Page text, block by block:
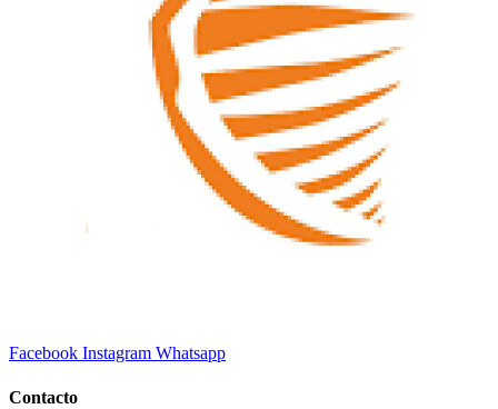
Facebook Instagram Whatsapp
Contacto